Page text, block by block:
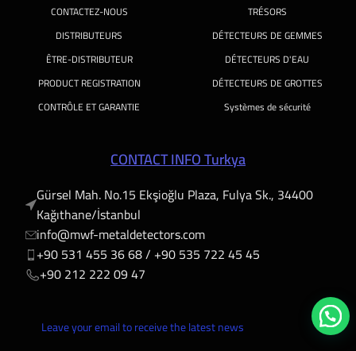
CONTACTEZ-NOUS
DISTRIBUTEURS
ÊTRE-DISTRIBUTEUR
PRODUCT REGISTRATION
CONTRÔLE ET GARANTIE
TRÉSORS
DÉTECTEURS DE GEMMES
DÉTECTEURS D'EAU
DÉTECTEURS DE GROTTES
Systèmes de sécurité
CONTACT INFO Turkya
Gürsel Mah. No.15 Ekşioğlu Plaza, Fulya Sk., 34400
Kağıthane/İstanbul
info@mwf-metaldetectors.com
+90 531 455 36 68 / ‎‪+90 535 722 45 45
‎‪+90 212 222 09 47
Leave your email to receive the latest news